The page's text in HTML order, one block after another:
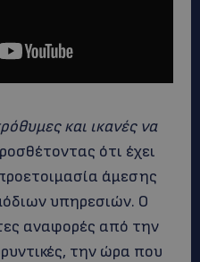
και ικανές να
ότι έχει
άμεσης
υπηρεσιών. Ο
αναφορές από την
την ώρα που